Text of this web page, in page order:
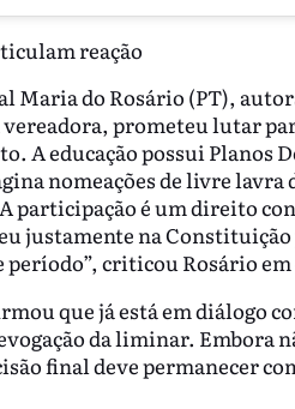
reação
Maria do Rosário (PT),
prometeu lutar
A educação possui Planos
nomeações de livre
participação é um direito
justamente na
período”, criticou Rosário
que já está em diálogo
da liminar. Embora
final deve permanecer